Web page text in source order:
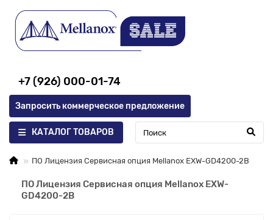
+7 (926) 000-01-74
Запросить коммерческое предложение
КАТАЛОГ ТОВАРОВ
ПО Лицензия Сервисная опция Mellanox EXW-GD4200-2B
ПО Лицензия Сервисная опция Mellanox EXW-
GD4200-2B